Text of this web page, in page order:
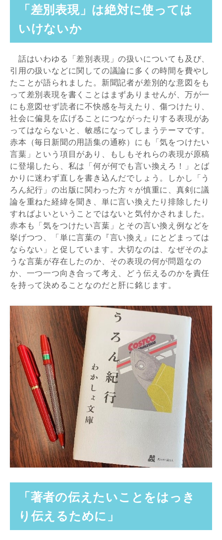
「差別表現」は絶対に使っては
いけないか
話はいわゆる「差別表現」の扱いについても及び、
引用の扱いなどに関しての議論に多くの時間を費やし
たことが語られました。新聞記者が差別的な意図をも
って差別表現を書くことはまずありませんが、万が一
にも意図せず読者に不快感を与えたり、傷つけたり、
社会に偏見を広げることにつながったりする表現があ
ってはならないと、敏感になってしまうテーマです。
赤本（毎日新聞の用語集の通称）にも「気をつけたい
言葉」という項目があり、もしもそれらの表現が原稿
に登場したら、私は「何が何でも言い換えろ！」とば
かりに迷わず直しを書き込んだでしょう。しかし「う
ろん紀行」の出版に関わった方々が慎重に、真剣に議
論を重ねた経緯を聞き、単に言い換えたり排除したり
すればよいということではないと気付かされました。
赤本も「気をつけたい言葉」とその言い換え例などを
挙げつつ、「単に言葉の『言い換え』にとどまっては
ならない」と促しています。大切なのは、なぜそのよ
うな言葉が存在したのか、その表現の何が問題なの
か、一つ一つ向き合って考え、どう伝えるのかを責任
を持って決めることなのだと肝に銘じます。
「著者の伝えたいことをはっき
り伝えるために」